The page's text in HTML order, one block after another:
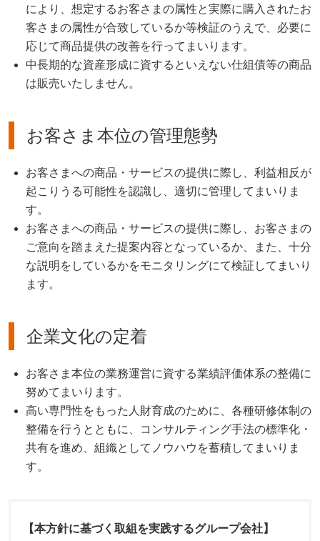
により、想定するお客さまの属性と実際に購入されたお
客さまの属性が合致しているか等検証のうえで、必要に
応じて商品提供の改善を行ってまいります。
中長期的な資産形成に資するといえない仕組債等の商品
は販売いたしません。
お客さま本位の管理態勢
お客さまへの商品・サービスの提供に際し、利益相反が
起こりうる可能性を認識し、適切に管理してまいりま
す。
お客さまへの商品・サービスの提供に際し、お客さまの
ご意向を踏まえた提案内容となっているか、また、十分
な説明をしているかをモニタリングにて検証してまいり
ます。
企業文化の定着
お客さま本位の業務運営に資する業績評価体系の整備に
努めてまいります。
高い専門性をもった人財育成のために、各種研修体制の
整備を行うとともに、コンサルティング手法の標準化・
共有を進め、組織としてノウハウを蓄積してまいりま
す。
【本方針に基づく取組を実践するグループ会社】